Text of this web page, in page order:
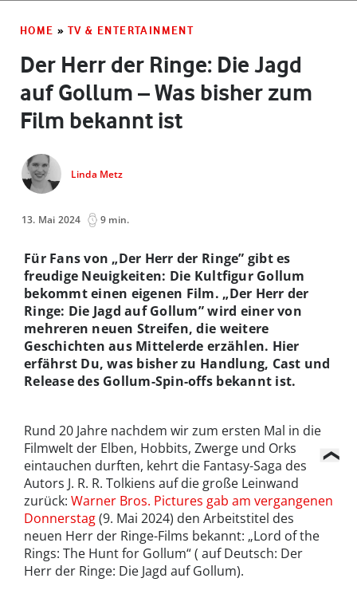
HOME » TV & ENTERTAINMENT
Der Herr der Ringe: Die Jagd
auf Gollum – Was bisher zum
Film bekannt ist
Linda Metz
13. Mai 2024 9 min.
Für Fans von „Der Herr der Ringe” gibt es
freudige Neuigkeiten: Die Kultfigur Gollum
bekommt einen eigenen Film. „Der Herr der
Ringe: Die Jagd auf Gollum” wird einer von
mehreren neuen Streifen, die weitere
Geschichten aus Mittelerde erzählen. Hier
erfährst Du, was bisher zu Handlung, Cast und
Release des Gollum-Spin-offs bekannt ist.
Rund 20 Jahre nachdem wir zum ersten Mal in die
Filmwelt der Elben, Hobbits, Zwerge und Orks
eintauchen durften, kehrt die Fantasy-Saga des
Autors J. R. R. Tolkiens auf die große Leinwand
zurück: Warner Bros. Pictures gab am vergangenen
Donnerstag(9. Mai 2024) den Arbeitstitel des
neuen Herr der Ringe-Films bekannt: „Lord of the
Rings: The Hunt for Gollum“ ( auf Deutsch: Der
Herr der Ringe: Die Jagd auf Gollum).